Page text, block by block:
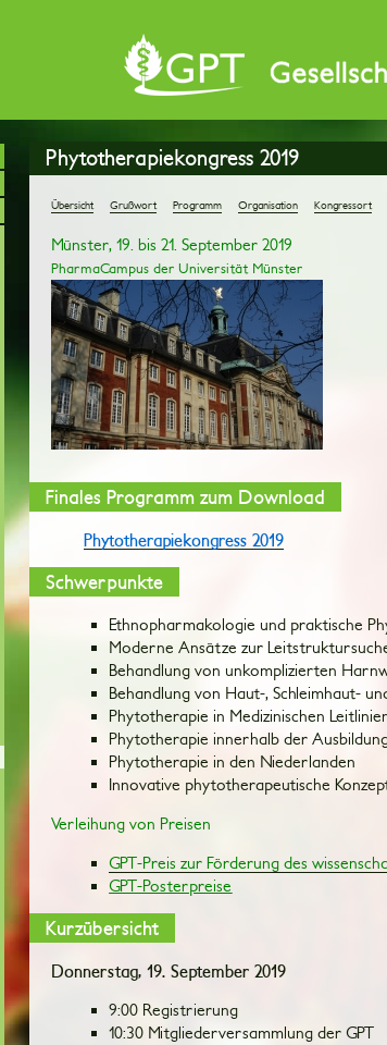
Phytotherapiekongress 2019
Übersicht Grußwort Programm Organisation Kongressort
Münster, 19. bis 21. September 2019
PharmaCampus der Universität Münster
Finales Programm zum Download
Phytotherapiekongress 2019
Schwerpunkte
Ethnopharmakologie und praktische
Moderne Ansätze zur
Behandlung von unkomplizierten
Behandlung von Haut-, Schleimhaut-
Phytotherapie in Medizinischen
Phytotherapie innerhalb der
Phytotherapie in den Niederlanden
Innovative phytotherapeutische
Verleihung von Preisen
GPT-Preis zur Förderung des
GPT-Posterpreise
Kurzübersicht
Donnerstag, 19. September 2019
9:00 Registrierung
10:30 Mitgliederversammlung der GPT